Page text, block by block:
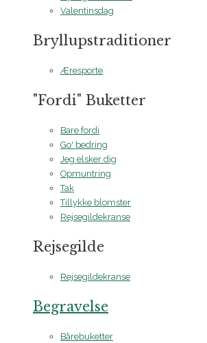
Valentinsdag
Bryllupstraditioner
Æresporte
"Fordi" Buketter
Bare fordi
Go' bedring
Jeg elsker dig
Opmuntring
Tak
Tillykke blomster
Rejsegildekranse
Rejsegilde
Rejsegildekranse
Begravelse
Bårebuketter